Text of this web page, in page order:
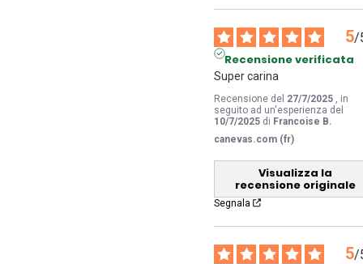
5/
Recensione verificata
Super carina
Recensione del 27/7/2025 , in
seguito ad un'esperienza del
10/7/2025 di Francoise B.
canevas.com (fr)
Visualizza la
recensione originale
Segnala
5/